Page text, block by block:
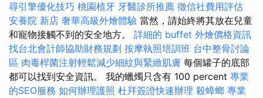
尋引擎優化技巧 桃園植牙 牙醫診所推薦 徵信社費用評估
安養院 新店 奢華高級外燴體驗 當然，請始終將其放在兒童
和寵物接觸不到的安全地方。 詳細的 buffet 外燴價格資訊
找台北會計師協助財務規劃 按摩執照培訓班 台中整骨討論
區 肉毒桿菌注射輕鬆減少細紋與緊緻肌膚 每個罐子的底部
都可以找到安全資訊。 我的蠟燭只含有 100 percent 專業
的SEO服務 如何辦理護照 杜拜簽證快速辦理 殺蟑螂 專業